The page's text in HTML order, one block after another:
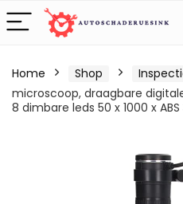
Home Shop
microscoop, draagbare
8 dimbare leds 50 x 1000 x